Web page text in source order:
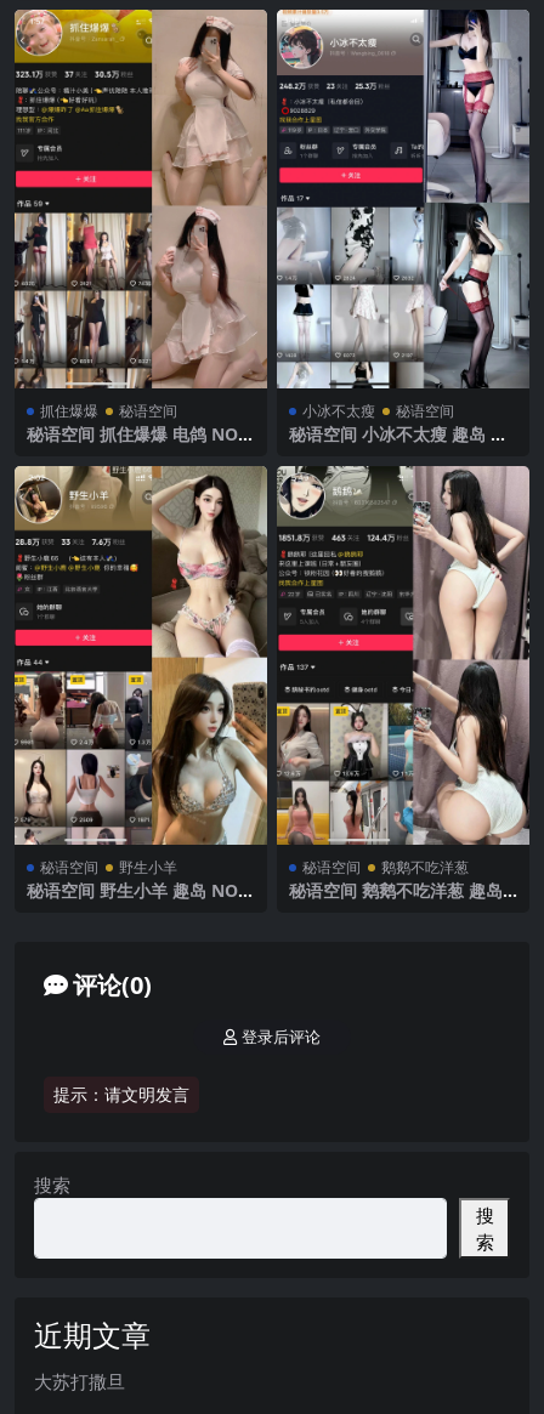
新完整版
抓住爆爆 秘语空间
秘语空间 抓住爆爆 电鸽 NO.0
整版
小冰不太瘦 秘语空间
秘语空间 小冰不太瘦 趣岛 N
新完整版
秘语空间 野生小羊
秘语空间 野生小羊 趣岛 NO.0
秘语空间 鹅鹅不吃洋葱
秘语空间 鹅鹅不吃洋葱 趣岛
评论(0)
提示：请文明发言
登录后评论
搜索
搜
索
近期文章
大苏打撒旦